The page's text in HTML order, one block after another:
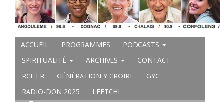
ACCUEIL PROGRAMMES
PODCASTS
SPIRITUALITÉ
ARCHIVES
CONTACT
RCF.FR
GÉNÉRATION Y CROIRE
GYC
RADIO-DON 2025
LEETCHI